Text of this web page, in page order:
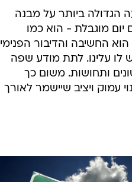
הגדולה ביותר על מבנה
יום מוגבלת - הוא כמו
החשיבה והדיבור הפנימי
לו עלינו. לתת מודע שפה
ותחושות. משום כך
ויציב שיישמר לאורך